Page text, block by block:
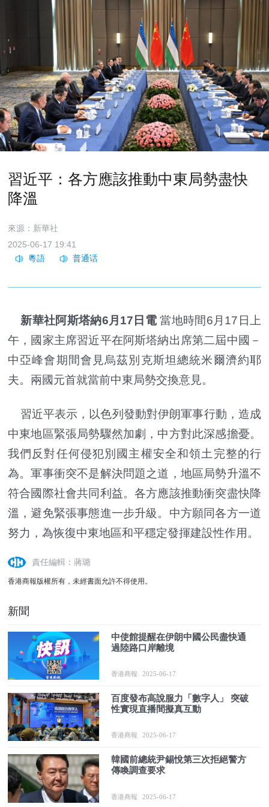
習近平：各方應該推動中東局勢盡快
降溫
來源：新華社
2025-06-17 19:41
新華社阿斯塔納6月17日電當地時間6月17日上
午，國家主席習近平在阿斯塔納出席第二屆中國－
中亞峰會期間會見烏茲別克斯坦總統米爾濟約耶
夫。兩國元首就當前中東局勢交換意見。
習近平表示，以色列發動對伊朗軍事行動，造成
中東地區緊張局勢驟然加劇，中方對此深感擔憂。
我們反對任何侵犯別國主權安全和領土完整的行
為。軍事衝突不是解決問題之道，地區局勢升溫不
符合國際社會共同利益。各方應該推動衝突盡快降
溫，避免緊張事態進一步升級。中方願同各方一道
努力，為恢復中東地區和平穩定發揮建設性作用。
責任編輯：蔣璐
香港商報版權所有，未經書面允許不得使用。
新聞
中使館提醒在伊朗中國公民盡快通
過陸路口岸離境
香港商報 2025-06-17
百度發布高說服力「數字人」 突破
性實現直播間擬真互動
香港商報 2025-06-17
韓國前總統尹錫悅第三次拒絕警方
傳喚調查要求
香港商報 2025-06-17